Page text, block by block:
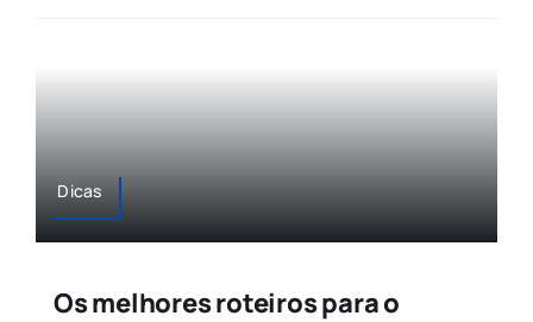
Dicas
Os melhores roteiros para o